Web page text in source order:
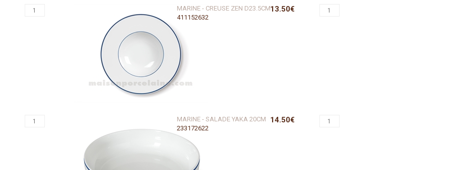
MARINE - CREUSE ZEN D23.5CM
411152632
13.50€
MARINE - SALADE YAKA 20CM
233172622
14.50€